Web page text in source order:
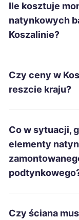
Chełm
Stalowa Wola
Ciechanów
Chojnice
Jelenia Góra
Malbork
Ile kosztuje
natynkowych
Koszalinie?
Czy ceny w
reszcie kraju?
Co w sytuacji,
elementy
Czy ściana